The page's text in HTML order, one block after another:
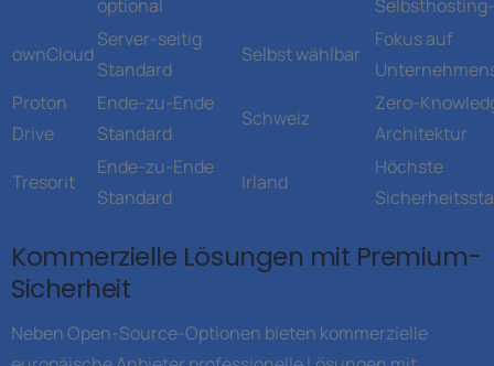
optional
ownCloud
Server-seitig
Standard
Selbst wählbar
Fokus auf
Proton
Drive
Ende-zu-Ende
Standard
Schweiz
Zero-
Architektur
Tresorit
Ende-zu-Ende
Standard
Irland
Höchste
Kommerzielle Lösungen mit Premium-
Sicherheit
Neben Open-Source-Optionen bieten kommerzielle